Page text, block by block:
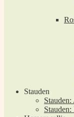
Stauden
Stauden: